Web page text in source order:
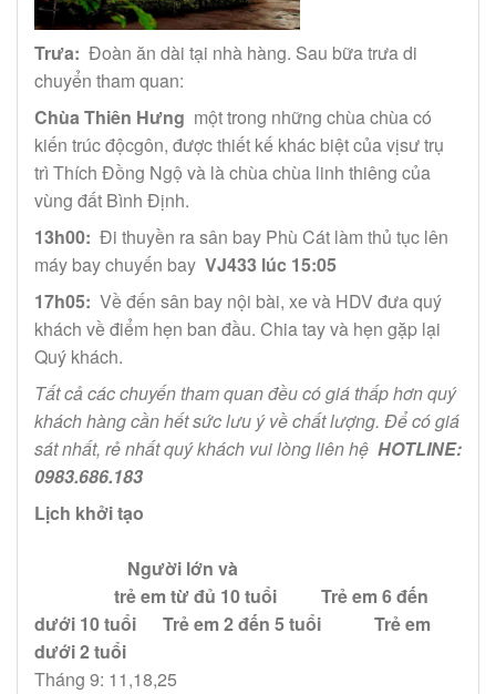
Trưa: Đoàn ăn dài tại nhà hàng. Sau bữa trưa di
chuyển tham quan:
Chùa Thiên Hưng một trong những chùa chùa có
kiến ​​trúc độcgôn, được thiết kế khác biệt của vịsư trụ
trì Thích Đồng Ngộ và là chùa chùa linh thiêng của
vùng đất Bình Định.
13h00: Đi thuyền ra sân bay Phù Cát làm thủ tục lên
máy bay chuyến bay VJ433 lúc 15:05
17h05: Về đến sân bay nội bài, xe và HDV đưa quý
khách về điểm hẹn ban đầu. Chia tay và hẹn gặp lại
Quý khách.
Tất cả các chuyến tham quan đều có giá thấp hơn quý
khách hàng cần hết sức lưu ý về chất lượng. Để có giá
sát nhất, rẻ nhất quý khách vui lòng liên hệ HOTLINE:
0983.686.183
Lịch khởi tạo
Người lớn và
trẻ em từ đủ 10 tuổi Trẻ em 6 đến
dưới 10 tuổi Trẻ em 2 đến 5 tuổi Trẻ em
dưới 2 tuổi
Tháng 9: 11,18,25